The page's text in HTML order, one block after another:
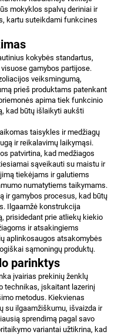
mokyklos spalvų deriniai ir
kartu suteikdami funkcines
kokybės standartus,
gamybos partijose.
veiksmingumą,
prieš produktams patenkant
apima tiek funkcinio
kad būtų išlaikyti aukšti
taisykles ir medžiagų
ir reikalavimų laikymąsi.
patvirtina, kad medžiagos
sąveikauti su maistu ir
tiekėjams ir galutiems
numatytiems taikymams.
ir gamybos procesus, kad būtų
Ilgaamžė konstrukcija
prisidedant prie atliekų kiekio
ir atsakingiems
aplinkosaugos atsakomybės
sąmoningų produktų.
parinktys
įvairias prekinių ženklų
technikas, įskaitant lazerinį
metodus. Kiekvienas
su ilgaamžiškumu, išvaizda ir
sprendimą pagal savo
variantai užtikrina, kad